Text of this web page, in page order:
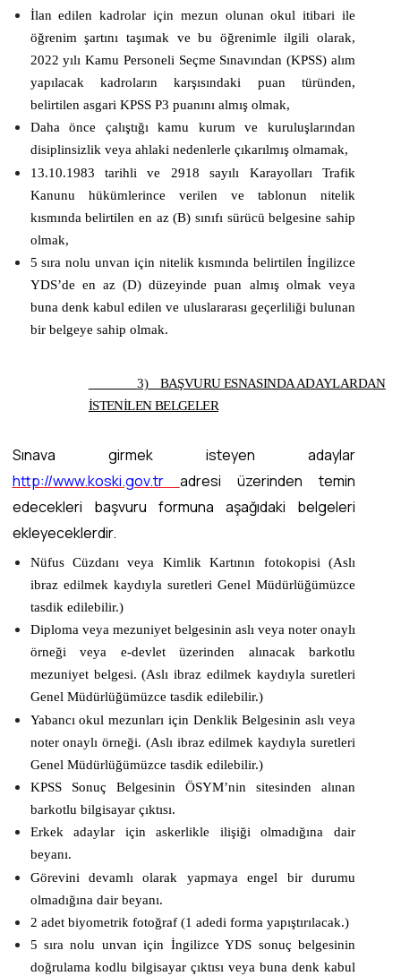
İlan edilen kadrolar için mezun olunan okul itibari ile
öğrenim şartını taşımak ve bu öğrenimle ilgili olarak,
2022yılı Kamu Personeli Seçme Sınavından (KPSS) alım
yapılacak kadroların karşısındaki puan türünden,
belirtilen asgari KPSS P3 puanını almış olmak,
Daha önce çalıştığı kamu kurum ve kuruluşlarından
disiplinsizlik veya ahlaki nedenlerle çıkarılmış olmamak,
13.10.1983 tarihli ve 2918 sayılı Karayolları Trafik
Kanunu hükümlerince verilen ve tablonun nitelik
kısmında belirtilen en az (B) sınıfı sürücü belgesine sahip
olmak,
5 sıra nolu unvan için nitelik kısmında belirtilen İngilizce
YDS’de en az (D) düzeyinde puan almış olmak veya
buna denk kabul edilen ve uluslararası geçerliliği bulunan
bir belgeye sahip olmak.
3)BAŞVURU ESNASINDA ADAYLARDAN
İSTENİLEN BELGELER
Sınava girmek isteyen adaylar
http://www.koski.gov.tr
adresi üzerinden temin
edecekleri başvuru formuna aşağıdaki belgeleri
ekleyeceklerdir.
Nüfus Cüzdanı veya Kimlik Kartının fotokopisi (Aslı
ibraz edilmek kaydıyla suretleri Genel Müdürlüğümüzce
tasdik edilebilir.)
Diploma veya mezuniyet belgesinin aslı veya noter onaylı
örneği veya e-devlet üzerinden alınacak barkotlu
mezuniyet belgesi. (Aslı ibraz edilmek kaydıyla suretleri
Genel Müdürlüğümüzce tasdik edilebilir.)
Yabancı okul mezunları için Denklik Belgesinin aslı veya
noter onaylı örneği. (Aslı ibraz edilmek kaydıyla suretleri
Genel Müdürlüğümüzce tasdik edilebilir.)
KPSS Sonuç Belgesinin ÖSYM’nin sitesinden alınan
barkotlu bilgisayar çıktısı.
Erkek adaylar için askerlikle ilişiği olmadığına dair
beyanı.
Görevini devamlı olarak yapmaya engel bir durumu
olmadığına dair beyanı.
2 adet biyometrik fotoğraf (1 adedi forma yapıştırılacak.)
5 sıra nolu unvan için İngilizce YDS sonuç belgesinin
doğrulama kodlu bilgisayar çıktısı veya buna denk kabul